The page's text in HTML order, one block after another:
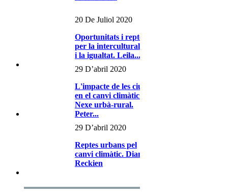
20 De Juliol 2020
Oportunitats i reptes
per la interculturalitat
i la igualtat. Leila...
29 D’abril 2020
L'impacte de les ciutats
en el canvi climàtic:
Nexe urbà-rural.
Peter...
29 D’abril 2020
Reptes urbans pel
canvi climàtic. Diana
Reckien